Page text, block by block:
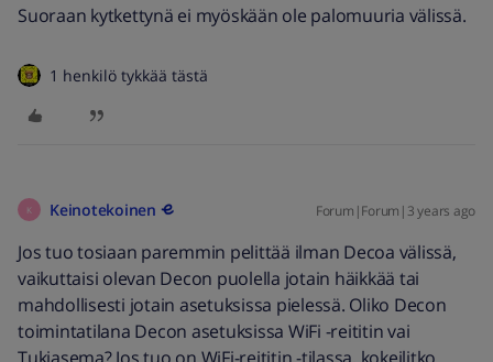
Suoraan kytkettynä ei myöskään ole palomuuria välissä.
1 henkilö tykkää tästä
K Keinotekoinen Forum|Forum|3 years ago
Jos tuo tosiaan paremmin pelittää ilman Decoa välissä,
vaikuttaisi olevan Decon puolella jotain häikkää tai
mahdollisesti jotain asetuksissa pielessä. Oliko Decon
toimintatilana Decon asetuksissa WiFi -reititin vai